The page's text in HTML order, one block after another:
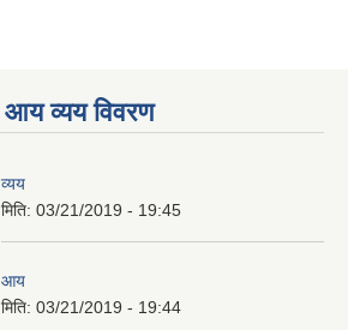
आय व्यय विवरण
व्यय
मिति: 03/21/2019 - 19:45
आय
मिति: 03/21/2019 - 19:44